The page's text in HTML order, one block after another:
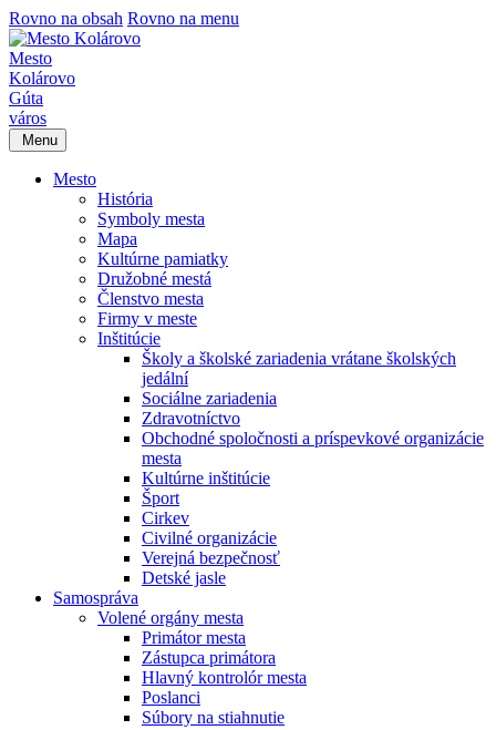
Rovno na obsah Rovno na menu
Mesto
Kolárovo
Gúta
város
Menu
Mesto
História
Symboly mesta
Mapa
Kultúrne pamiatky
Družobné mestá
Členstvo mesta
Firmy v meste
Inštitúcie
Školy a školské zariadenia vrátane školských
jedální
Sociálne zariadenia
Zdravotníctvo
Obchodné spoločnosti a príspevkové organizácie
mesta
Kultúrne inštitúcie
Šport
Cirkev
Civilné organizácie
Verejná bezpečnosť
Detské jasle
Samospráva
Volené orgány mesta
Primátor mesta
Zástupca primátora
Hlavný kontrolór mesta
Poslanci
Súbory na stiahnutie